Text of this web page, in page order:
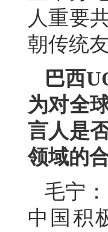
人重要
朝传统
巴西
为对全
言人是
领域的
毛宁
中国积